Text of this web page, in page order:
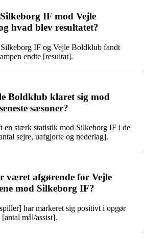
IF mod Vejle
hvad blev resultatet?
Silkeborg IF og Vejle Boldklub fandt
endte [resultat].
Boldklub klaret sig mod
sæsoner?
en stærk statistik mod Silkeborg IF i de
sejre, uafgjorte og nederlag].
været afgørende for Vejle
mod Silkeborg IF?
har markeret sig positivt i opgør
mål/assist].